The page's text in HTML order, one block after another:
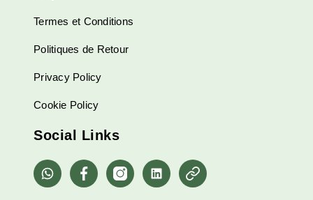
Termes et Conditions
Politiques de Retour
Privacy Policy
Cookie Policy
Social Links